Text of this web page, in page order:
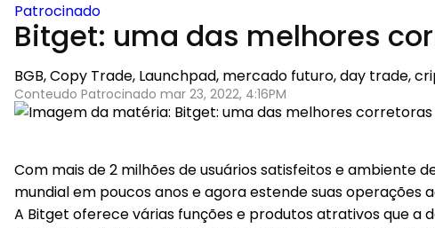
Patrocinado
Bitget: uma das melhores
BGB, Copy Trade, Launchpad, mercado futuro, day trade,
Conteudo Patrocinado mar 23, 2022, 4:16PM
Com mais de 2 milhões de usuários satisfeitos e
mundial em poucos anos e agora estende suas
A Bitget oferece várias funções e produtos atrativos que